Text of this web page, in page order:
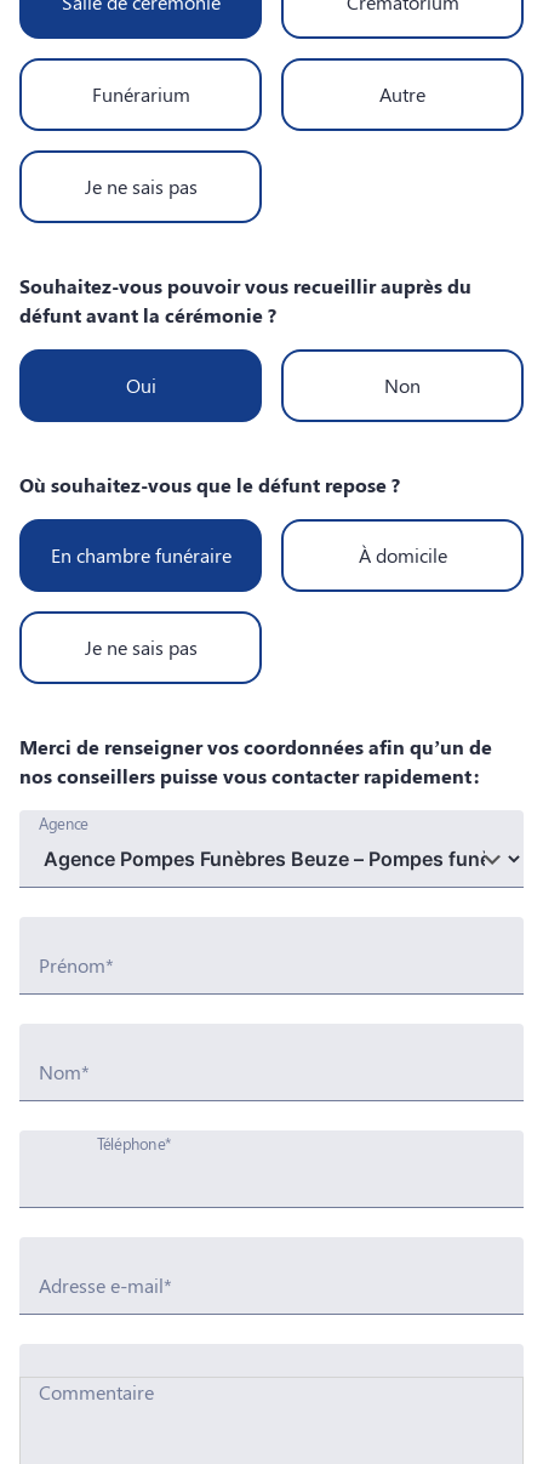
Funérarium Autre
Je ne sais pas
Souhaitez-vous pouvoir vous recueillir auprès du
défunt avant la cérémonie ?
Oui Non
Où souhaitez-vous que le défunt repose ?
En chambre funéraire À domicile
Je ne sais pas
Merci de renseigner vos coordonnées afin qu’un de
nos conseillers puisse vous contacter rapidement :
Agence
Prénom*
Nom*
Téléphone*
Adresse e-mail*
Commentaire